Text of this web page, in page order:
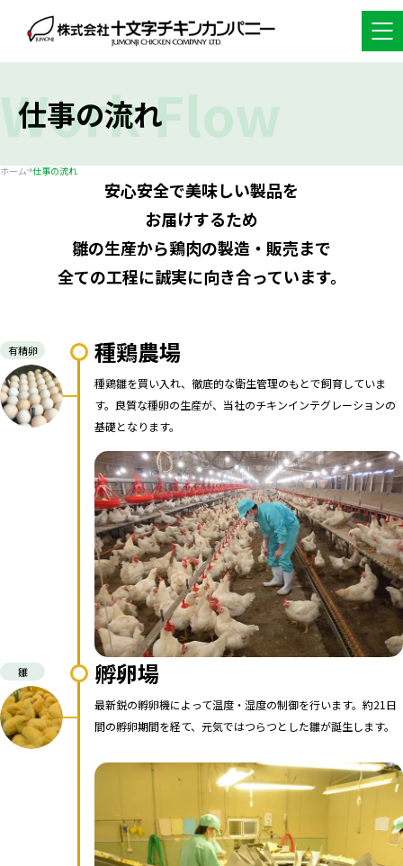
仕事の流れ
Work Flow
ホーム 仕事の流れ
安心安全で美味しい製品を
お届けするため
雛の生産から鶏肉の製造・販売まで
全ての工程に誠実に向き合っています。
有精卵 種鶏農場
種鶏雛を買い入れ、徹底的な衛生管理のもとで飼育していま
す。良質な種卵の生産が、当社のチキンインテグレーションの
基礎となります。
雛 孵卵場
最新鋭の孵卵機によって温度・湿度の制御を行います。約21日
間の孵卵期間を経て、元気ではつらつとした雛が誕生します。